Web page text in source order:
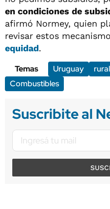
en condiciones de
afirmó Normey, quien
revisar estos
equidad.
Temas
Uruguay
Combustibles
Suscribite al